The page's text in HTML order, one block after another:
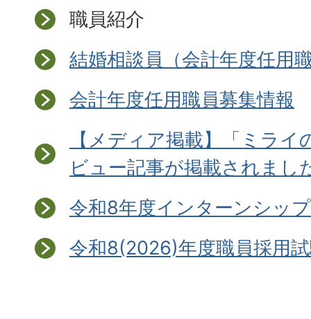
職員紹介
結婚相談員（会計年度任用
会計年度任用職員募集情報
【メディア掲載】「ミラ
ビュー記事が掲載されまし
令和8年度インターンシッ
令和8(2026)年度職員採用